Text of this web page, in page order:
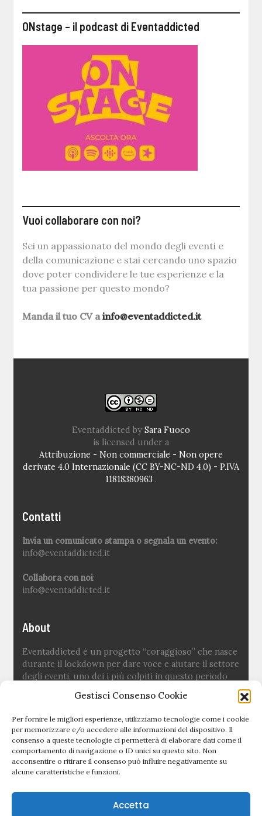
Gestisci Consenso Cookie
Per fornire le migliori esperienze, utilizziamo tecnologie come i cookie
per memorizzare e/o accedere alle informazioni del dispositivo. Il
consenso a queste tecnologie ci permetterà di elaborare dati come il
comportamento di navigazione o ID unici su questo sito. Non
acconsentire o ritirare il consenso può influire negativamente su
alcune caratteristiche e funzioni.
Accetta
ONstage – il podcast di Eventaddicted
Vuoi collaborare con noi?
Sei un appassionato del mondo degli eventi e
della comunicazione e stai cercando uno spazio
dove poter condividere le tue esperienze e la
tua passione per questo mondo?
Manda il tuo CV ainfo@eventaddicted.it
Eventaddicted by Sara Fuoco
is licensed under a
Attribuzione - Non commerciale - Non opere
derivate 4.0 Internazionale (CC BY-NC-ND 4.0) - P.IVA
11818380963 .
Contatti
Invia un comunicato stampa o segnala un evento:
info@eventaddicted.it
Collabora con noi:
info@eventaddicted.it
About
Eventaddicted è un progetto “coraggioso” che nasce
durante il lockdown per dare voce e aiutare il settore
degli eventi, uno dei i più colpiti in questo periodo
Ideato e fondato da Sara Fuoco
Quick links
Newsletter
Politica editoriale